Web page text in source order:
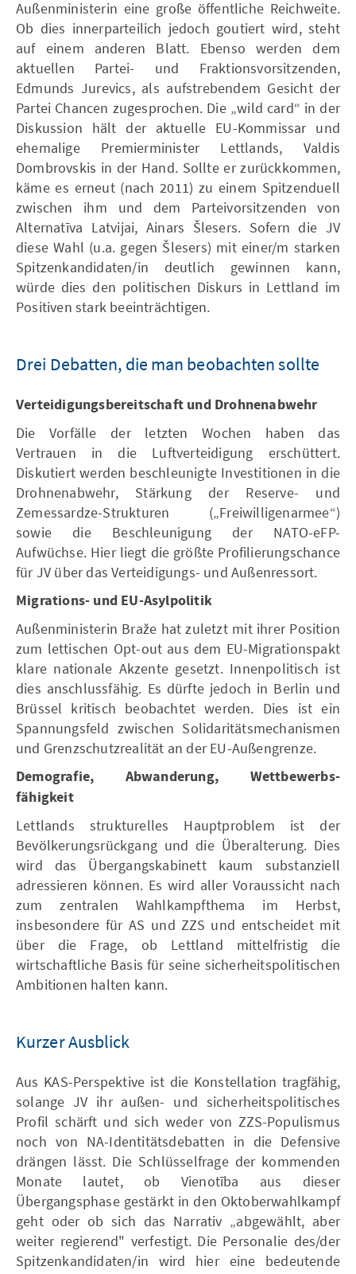
Außenministerin eine große öffentliche Reichweite.
Ob dies innerparteilich jedoch goutiert wird, steht
auf einem anderen Blatt. Ebenso werden dem
aktuellen Partei- und Fraktionsvorsitzenden,
Edmunds Jurevics, als aufstrebendem Gesicht der
Partei Chancen zugesprochen. Die „wild card“ in der
Diskussion hält der aktuelle EU-Kommissar und
ehemalige Premierminister Lettlands, Valdis
Dombrovskis in der Hand. Sollte er zurückkommen,
käme es erneut (nach 2011) zu einem Spitzenduell
zwischen ihm und dem Parteivorsitzenden von
Alternatīva Latvijai, Ainars Šlesers. Sofern die JV
diese Wahl (u.a. gegen Šlesers) mit einer/m starken
Spitzenkandidaten/in deutlich gewinnen kann,
würde dies den politischen Diskurs in Lettland im
Positiven stark beeinträchtigen.
Drei Debatten, die man beobachten sollte
Verteidigungsbereitschaft und Drohnenabwehr
Die Vorfälle der letzten Wochen haben das
Vertrauen in die Luftverteidigung erschüttert.
Diskutiert werden beschleunigte Investitionen in die
Drohnenabwehr, Stärkung der Reserve- und
Zemessardze-Strukturen („Freiwilligenarmee“)
sowie die Beschleunigung der NATO-eFP-
Aufwüchse. Hier liegt die größte Profilierungschance
für JV über das Verteidigungs- und Außenressort.
Migrations- und EU-Asylpolitik
Außenministerin Braže hat zuletzt mit ihrer Position
zum lettischen Opt-out aus dem EU-Migrationspakt
klare nationale Akzente gesetzt. Innenpolitisch ist
dies anschlussfähig. Es dürfte jedoch in Berlin und
Brüssel kritisch beobachtet werden. Dies ist ein
Spannungsfeld zwischen Solidaritätsmechanismen
und Grenzschutzrealität an der EU-Außengrenze.
Demografie, Abwanderung, Wettbewerbs-
fähigkeit
Lettlands strukturelles Hauptproblem ist der
Bevölkerungsrückgang und die Überalterung. Dies
wird das Übergangskabinett kaum substanziell
adressieren können. Es wird aller Voraussicht nach
zum zentralen Wahlkampfthema im Herbst,
insbesondere für AS und ZZS und entscheidet mit
über die Frage, ob Lettland mittelfristig die
wirtschaftliche Basis für seine sicherheitspolitischen
Ambitionen halten kann.
Kurzer Ausblick
Aus KAS-Perspektive ist die Konstellation tragfähig,
solange JV ihr außen- und sicherheitspolitisches
Profil schärft und sich weder von ZZS-Populismus
noch von NA-Identitätsdebatten in die Defensive
drängen lässt. Die Schlüsselfrage der kommenden
Monate lautet, ob Vienotība aus dieser
Übergangsphase gestärkt in den Oktoberwahlkampf
geht oder ob sich das Narrativ „abgewählt, aber
weiter regierend" verfestigt. Die Personalie des/der
Spitzenkandidaten/in wird hier eine bedeutende